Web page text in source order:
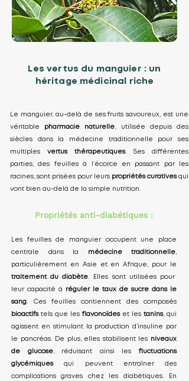
Les vertus du manguier : un
héritage médicinal riche
Le manguier, au-delà de ses fruits savoureux, est une
véritable pharmacie naturelle , utilisée depuis des
siècles dans la médecine traditionnelle pour ses
multiples vertus thérapeutiques. Ses différentes
parties, des feuilles à l’écorce en passant par les
racines, sont prisées pour leurs propriétés curativesqui
vont bien au-delà de la simple nutrition.
Propriétés anti-diabétiques :
Les feuilles de manguier occupent une place
centrale dans la médecine traditionnelle
particulièrement en Asie et en Afrique, pour le
traitement du diabète . Elles sont utilisées pour
leur capacité à réguler le taux de sucre dans le
sang . Ces feuilles contiennent des composés
bioactifs tels que les flavonoïdes et les tanins, qui
agissent en stimulant la production d’insuline par
le pancréas. De plus, elles stabilisent les niveaux
de glucose, réduisant ainsi les fluctuations
glycémiquesqui peuvent entraîner des
complications graves chez les diabétiques. En